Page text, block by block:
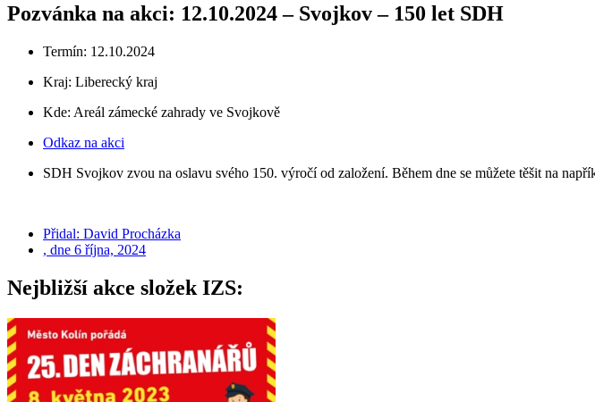
Pozvánka na akci: 12.10.2024 – Svojkov – 150 let SDH
Termín: 12.10.2024
Kraj: Liberecký kraj
Kde: Areál zámecké zahrady ve Svojkově
Odkaz na akci
SDH Svojkov zvou na oslavu svého 150. výročí od založení. Během dne se můžete těšit na
Přidal: David Procházka
, dne 6 října, 2024
Nejbližší akce složek IZS: